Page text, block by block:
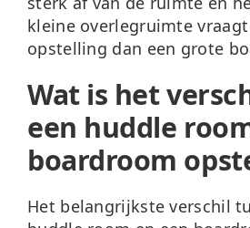
kleine overlegruimte
opstelling dan een grote
Wat is het
een huddle
boardroom
Het belangrijkste verschil